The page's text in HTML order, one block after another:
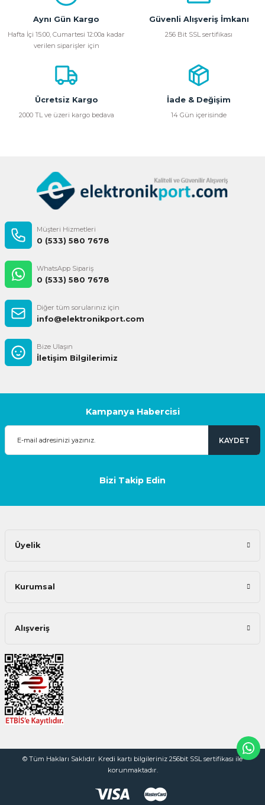
Ürün açıklamasında eksik bilgiler bulunuyor.
Ürün bilgilerinde hatalar bulunuyor.
Ürün fiyatı diğer sitelerden daha pahalı.
Bu ürüne benzer farklı alternatifler olmalı.
Aynı Gün Kargo
Hafta İçi 15:00, Cumartesi 12:00a kadar
verilen siparişler için
Güvenli Alışveriş İmkanı
256 Bit SSL sertifikası
Ücretsiz Kargo
2000 TL ve üzeri kargo bedava
İade & Değişim
14 Gün içerisinde
Müşteri Hizmetleri
0 (533) 580 7678
WhatsApp Sipariş
0 (533) 580 7678
Diğer tüm sorularınız için
info@elektronikport.com
Bize Ulaşın
İletişim Bilgilerimiz
Kampanya Habercisi
KAYDET
Bizi Takip Edin
Üyelik
Kurumsal
Alışveriş
© Tüm Hakları Saklıdır. Kredi kartı bilgileriniz 256bit SSL sertifikası ile
korunmaktadır.